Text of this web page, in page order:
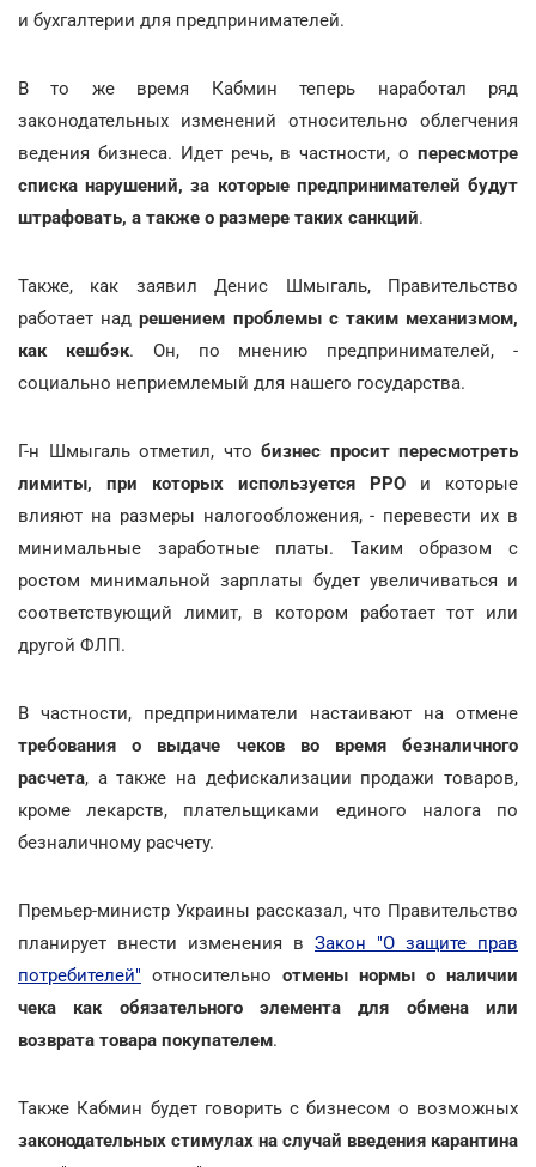
и бухгалтерии для предпринимателей.
В то же время Кабмин теперь наработал ряд
законодательных изменений относительно облегчения
ведения бизнеса. Идет речь, в частности, о пересмотре
списка нарушений, за которые предпринимателей будут
штрафовать, а также о размере таких санкций.
Также, как заявил Денис Шмыгаль, Правительство
работает надрешением проблемы с таким механизмом,
как кешбэк. Он, по мнению предпринимателей, -
социально неприемлемый для нашего государства.
Г-н Шмыгаль отметил, что бизнес просит пересмотреть
лимиты, при которых используется РРО и которые
влияют на размеры налогообложения, - перевести их в
минимальные заработные платы. Таким образом с
ростом минимальной зарплаты будет увеличиваться и
соответствующий лимит, в котором работает тот или
другой ФЛП.
В частности, предприниматели настаивают на отмене
требования о выдаче чеков во время безналичного
расчета, а также на дефискализации продажи товаров,
кроме лекарств, плательщиками единого налога по
безналичному расчету.
Премьер-министр Украины рассказал, что Правительство
планирует внести изменения в Закон "О защите прав
потребителей" относительно отмены нормы о наличии
чека как обязательного элемента для обмена или
возврата товара покупателем.
Также Кабмин будет говорить с бизнесом о возможных
законодательных стимулах на случай введения карантина